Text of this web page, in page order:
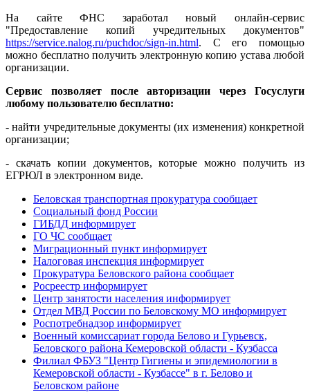
На сайте ФНС заработал новый онлайн-сервис
"Предоставление копий учредительных документов"
https://service.nalog.ru/puchdoc/sign-in.html. С его помощью
можно бесплатно получить электронную копию устава любой
организации.
Сервис позволяет после авторизации через Госуслуги
любому пользователю бесплатно:
- найти учредительные документы (их изменения) конкретной
организации;
- скачать копии документов, которые можно получить из
ЕГРЮЛ в электронном виде.
Беловская транспортная прокуратура сообщает
Социальный фонд России
ГИБДД информирует
ГО ЧС сообщает
Миграционный пункт информирует
Налоговая инспекция информирует
Прокуратура Беловского района сообщает
Росреестр информирует
Центр занятости населения информирует
Отдел МВД России по Беловскому МО информирует
Роспотребнадзор информирует
Военный комиссариат города Белово и Гурьевск,
Беловского района Кемеровской области - Кузбасса
Филиал ФБУЗ "Центр Гигиены и эпидемиологии в
Кемеровской области - Кузбассе" в г. Белово и
Беловском районе